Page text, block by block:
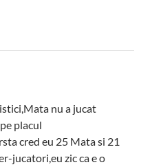
nu a jucat
placul
cred eu 25 Mata si 21
jucatori,eu zic ca e o